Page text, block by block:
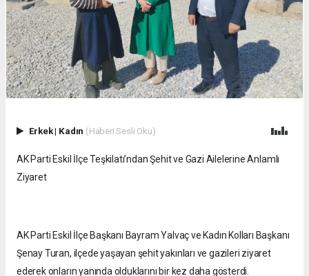
Erkek| Kadın (Haberi Sesli Oku)
AK Parti Eskil İlçe Teşkilatı’ndan Şehit ve Gazi Ailelerine Anlamlı
Ziyaret
AK Parti Eskil İlçe Başkanı Bayram Yalvaç ve Kadın Kolları Başkanı
Şenay Turan, ilçede yaşayan şehit yakınları ve gazileri ziyaret
ederek onların yanında olduklarını bir kez daha gösterdi.